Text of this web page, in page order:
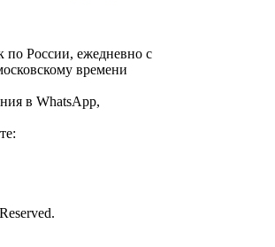
по России, ежедневно с
времени
в WhatsApp,